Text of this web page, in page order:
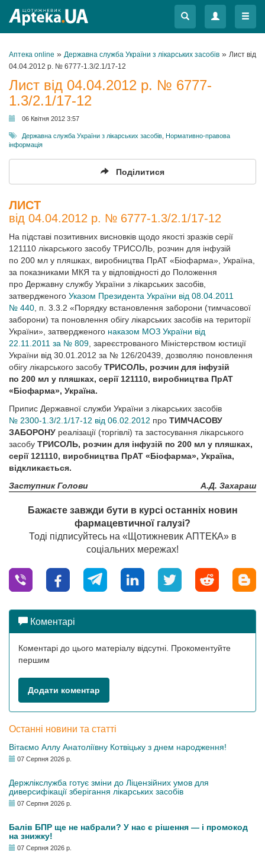
Меню
Меню
Аптека online » Державна служба України з лікарських засобів » Лист від
04.04.2012 р. № 6777-1.3/2.1/17-12
Лист від 04.04.2012 р. № 6777-
1.3/2.1/17-12
06 Квітня 2012 3:57
Державна служба України з лікарських засобів Нормативно-правова
інформація
Поділитися
ЛИСТ
від 04.04.2012 р. № 6777-1.3/2.1/17-12
На підставі позитивних висновків щодо якості зразків серії
121110 лікарського засобу ТРИСОЛЬ, розчин для інфузій
по 200 мл у пляшках, виробництва ПрАТ «Біофарма», Україна,
за показниками МКЯ та у відповідності до Положення
про Державну службу України з лікарських засобів,
затвердженого Указом Президента України від 08.04.2011
№ 440 , п. 3.3.2 «Порядку встановлення заборони (тимчасової
заборони) та поновлення обігу лікарських засобів на території
України», затвердженого наказом МОЗ України від
22.11.2011 за № 809 , зареєстрованого Міністерством юстиції
України від 30.01.2012 за № 126/20439, дозволяю поновлення
обігу лікарського засобу ТРИСОЛЬ, розчин для інфузій
по 200 мл у пляшках, серії 121110, виробництва ПрАТ
«Біофарма», Україна.
Припис Державної служби України з лікарських засобів
№ 2300-1.3/2.1/17-12 від 06.02.2012 про ТИМЧАСОВУ
ЗАБОРОНУ реалізації (торгівлі) та застосування лікарського
засобу ТРИСОЛЬ, розчин для інфузій по 200 мл у пляшках,
серії 121110, виробництва ПрАТ «Біофарма», Україна,
відкликається.
Заступник Голови
А.Д. Захараш
Бажаєте завжди бути в курсі останніх новин
фармацевтичної галузі?
Тоді підписуйтесь на «Щотижневик АПТЕКА» в
соціальних мережах!
Коментарі
Коментарі до цього матеріалу відсутні. Прокоментуйте
першим
Додати коментар
Останні новини та статті
Вітаємо Аллу Анатоліївну Котвіцьку з днем народження!
07 Серпня 2026 р.
Держлікслужба готує зміни до Ліцензійних умов для
диверсифікації зберігання лікарських засобів
07 Серпня 2026 р.
Балів БПР ще не набрали? У нас є рішення — і промокод
на знижку!
07 Серпня 2026 р.